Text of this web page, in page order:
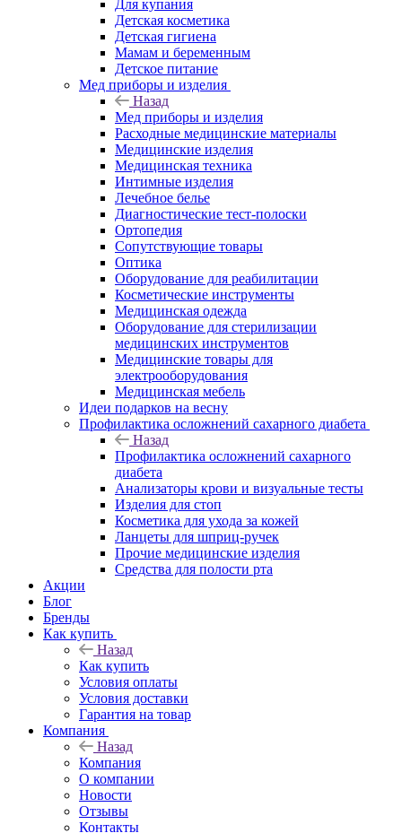
Для купания
Детская косметика
Детская гигиена
Мамам и беременным
Детское питание
Мед приборы и изделия
Назад
Мед приборы и изделия
Расходные медицинские материалы
Медицинские изделия
Медицинская техника
Интимные изделия
Лечебное белье
Диагностические тест-полоски
Ортопедия
Сопутствующие товары
Оптика
Оборудование для реабилитации
Косметические инструменты
Медицинская одежда
Оборудование для стерилизации
медицинских инструментов
Медицинские товары для
электрооборудования
Медицинская мебель
Идеи подарков на весну
Профилактика осложнений сахарного диабета
Назад
Профилактика осложнений сахарного
диабета
Анализаторы крови и визуальные тесты
Изделия для стоп
Косметика для ухода за кожей
Ланцеты для шприц-ручек
Прочие медицинские изделия
Средства для полости рта
Акции
Блог
Бренды
Как купить
Назад
Как купить
Условия оплаты
Условия доставки
Гарантия на товар
Компания
Назад
Компания
О компании
Новости
Отзывы
Контакты